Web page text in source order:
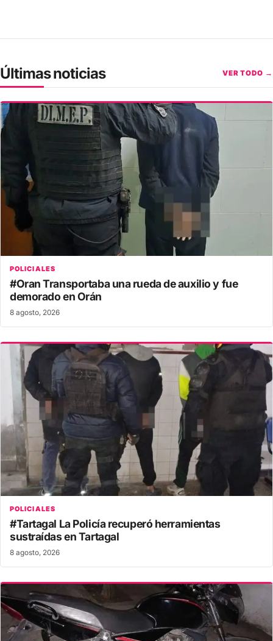
Últimas noticias VER TODO →
POLICIALES
#Oran Transportaba una rueda de auxilio y fue
demorado en Orán
8 agosto, 2026
POLICIALES
#Tartagal La Policía recuperó herramientas
sustraídas en Tartagal
8 agosto, 2026